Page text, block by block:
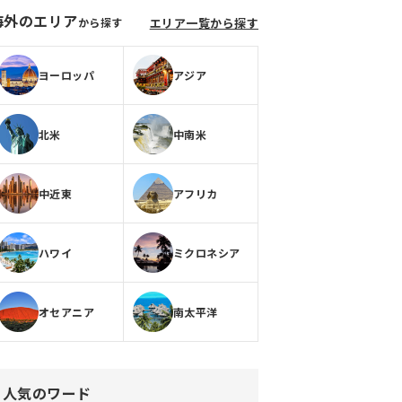
外のエリアから探す エリア一覧から探す
ヨーロッパ アジア
北米 中南米
中近東 アフリカ
ハワイ ミクロネシア
オセアニア 南太平洋
人気のワード